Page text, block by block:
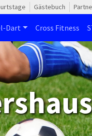
Gästebuch
Dart Cross Fitness